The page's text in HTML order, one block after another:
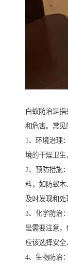
白蚁防治是
和危害。常见
1、环境治理
境的干燥卫生
2、预防措施
料，如防蚁木
及时发现和处
3、化学防治
是需要注意，
应该选择安全
4、生物防治